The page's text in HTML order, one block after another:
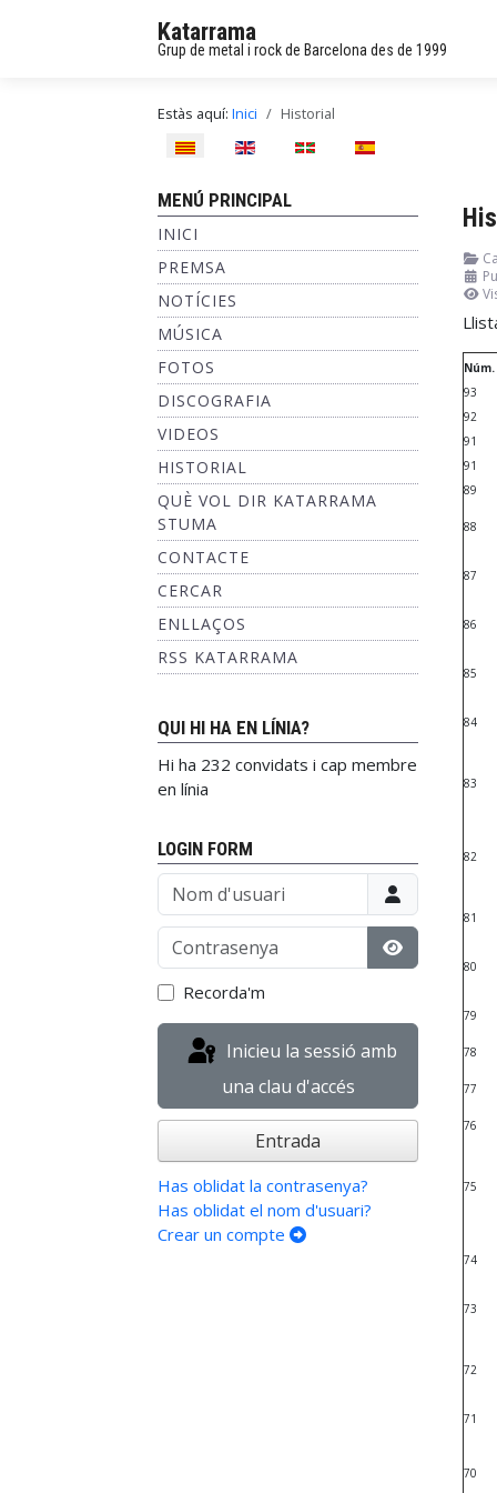
Katarrama
Grup de metal i rock de Barcelona des de 1999
Estàs aquí: Inici Historial
Seleccioni el seu idioma
MENÚ PRINCIPAL
INICI
PREMSA
NOTÍCIES
MÚSICA
FOTOS
DISCOGRAFIA
VIDEOS
HISTORIAL
QUÈ VOL DIR KATARRAMA
STUMA
CONTACTE
CERCAR
ENLLAÇOS
RSS KATARRAMA
QUI HI HA EN LÍNIA?
Hi ha 232 convidats i cap membre
en línia
LOGIN FORM
Nom d'usuari
Contrasenya
Mostrar
Recorda'm
una clau d'accés
Entrada
Has oblidat la contrasenya?
Has oblidat el nom d'usuari?
Crear un compte
Núm.
93
92
91
91
89
88
87
86
85
84
83
82
81
80
79
78
77
76
75
74
73
72
71
70